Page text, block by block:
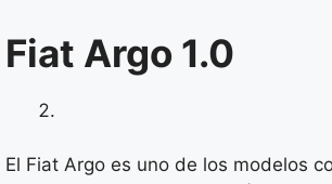
Fiat Argo 1.0
El Fiat Argo es uno de los modelos